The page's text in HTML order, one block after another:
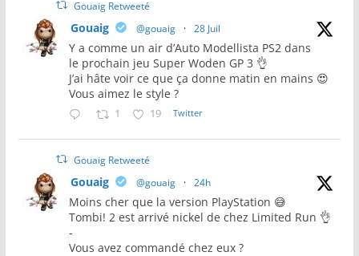
Gouaig Retweeté
Gouaig @gouaig · 28 Juil
Y a comme un air d’Auto Modellista PS2 dans
le prochain jeu Super Woden GP 3 👌
J’ai hâte voir ce que ça donne matin en mains 😍
Vous aimez le style ?
1 19 Twitter
Gouaig Retweeté
Gouaig @gouaig · 24h
Moins cher que la version PlayStation 😅
Tombi! 2 est arrivé nickel de chez Limited Run 👌
-
Vous avez commandé chez eux ?